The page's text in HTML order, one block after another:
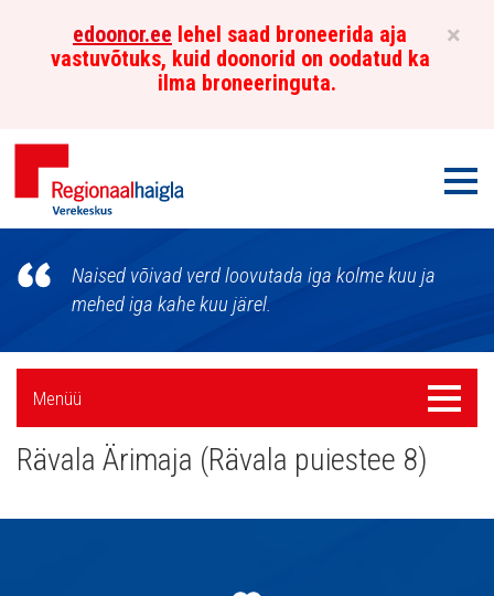
×
edoonor.ee lehel saad broneerida aja
vastuvõtuks, kuid doonorid on oodatud ka
ilma broneeringuta.
Põhja-
Eesti
Regionaalhaigla
Verekeskus
Naised võivad verd loovutada iga kolme kuu ja
mehed iga kahe kuu järel.
Külgpaani
navigatsioon
Menüü
Menüü
Rävala Ärimaja (Rävala puiestee 8)